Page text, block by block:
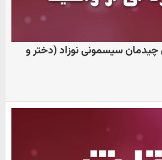
چیدمان سیسمونی نوزاد (دختر و